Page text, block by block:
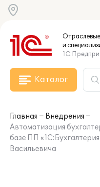
Отраслевые
и
Каталог
Главная
Внедрения
Автоматизация
базе ПП
Васильевича